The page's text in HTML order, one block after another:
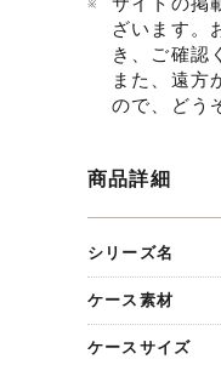
ざいます。
き、ご確認
また、遠方
ので、どう
商品詳細
シリーズ名
ケース素材
ケースサイズ